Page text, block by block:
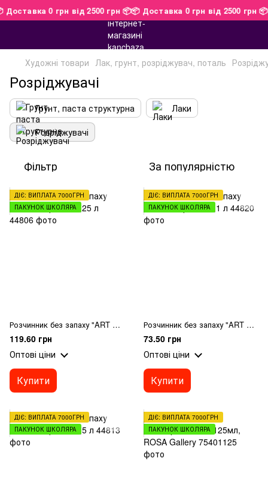
📦 Доставка 0 грн від 2500 грн 📦📦 Доставка 0 грн від 2500 грн
Художні товари Лак, грунт, розріджувач, поталь
Розріджувачі
Грунт, паста структурна
Лаки
Розріджувачі
Фільтр За популярністю
ДІЄ: ВИПЛАТА 7000ГРН
ПАКУНОК ШКОЛЯРА
Розчинник без запаху "ART Kompozit", 0,25 л
119.60 грн
Оптові ціни
Купити
ДІЄ: ВИПЛАТА 7000ГРН
ПАКУНОК ШКОЛЯРА
Розчинник без запаху "ART Kompozit", 0,1 л
73.50 грн
Оптові ціни
Купити
ДІЄ: ВИПЛАТА 7000ГРН
ПАКУНОК ШКОЛЯРА
ДІЄ: ВИПЛАТА 7000ГРН
ПАКУНОК ШКОЛЯРА